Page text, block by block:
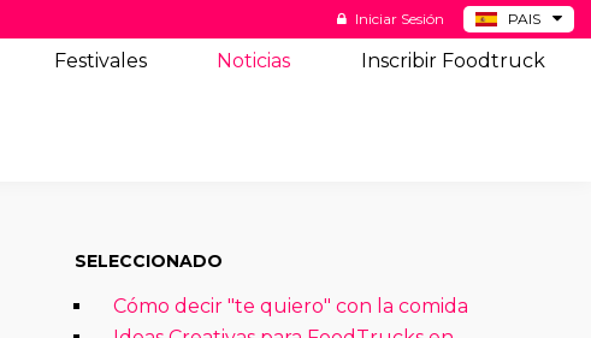
PAIS
Iniciar Sesión
Festivales Noticias Inscribir Foodtruck
SELECCIONADO
Cómo decir "te quiero" con la comida